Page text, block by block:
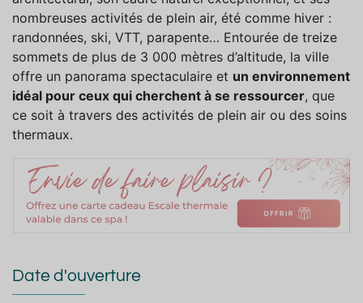
nombreuses activités de plein air, été comme hiver :
randonnées, ski, VTT, parapente… Entourée de treize
sommets de plus de 3 000 mètres d’altitude, la ville
offre un panorama spectaculaire et un environnement
idéal pour ceux qui cherchent à se ressourcer, que
ce soit à travers des activités de plein air ou des soins
thermaux.
Date d'ouverture